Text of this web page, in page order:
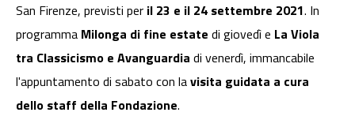
San Firenze, previsti per il 23 e il 24 settembre 2021. In
programma Milonga di fine estate di giovedì e La Viola
tra Classicismo e Avanguardia di venerdì, immancabile
l'appuntamento di sabato con lavisita guidata a cura
dello staff della Fondazione.